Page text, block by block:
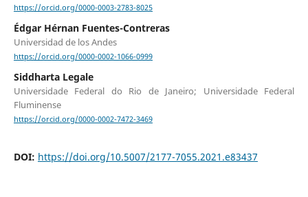
https://orcid.org/0000-0003-2783-8025
Édgar Hérnan Fuentes-Contreras
Universidad de los Andes
https://orcid.org/0000-0002-1066-0999
Siddharta Legale
Universidade Federal do Rio de Janeiro; Universidade Federal
Fluminense
https://orcid.org/0000-0002-7472-3469
DOI: https://doi.org/10.5007/2177-7055.2021.e83437